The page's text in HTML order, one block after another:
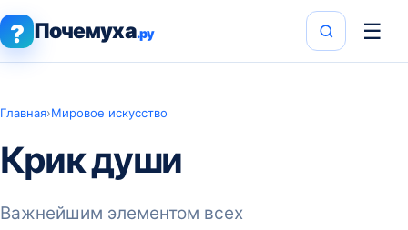
? Почемуха.ру ☰
Главная›Мировое искусство
Крик души
Важнейшим элементом всех